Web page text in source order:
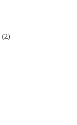
(2)